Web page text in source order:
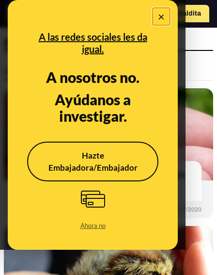
×
A las redes sociales les da
igual.
A nosotros no.
Ayúdanos a
investigar.
Hazte
Embajadora/Embajador
Ahora no
Hazte Maldita
polluelo
Qué debes hacer si te encuentras un
29/07/2020